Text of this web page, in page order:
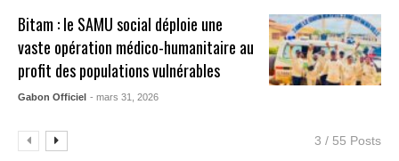
Bitam : le SAMU social déploie une
vaste opération médico-humanitaire au
profit des populations vulnérables
Gabon Officiel - mars 31, 2026
3 / 55 Posts